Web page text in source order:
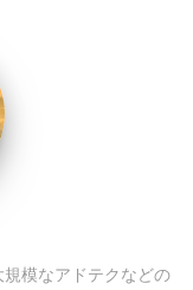
模なアドテクなどの